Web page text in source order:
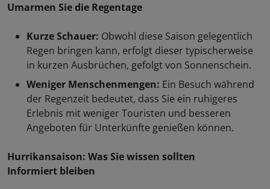
Umarmen Sie die Regentage
Kurze Schauer: Obwohl diese Saison gelegentlich
Regen bringen kann, erfolgt dieser typischerweise
in kurzen Ausbrüchen, gefolgt von Sonnenschein.
Weniger Menschenmengen: Ein Besuch während
der Regenzeit bedeutet, dass Sie ein ruhigeres
Erlebnis mit weniger Touristen und besseren
Angeboten für Unterkünfte genießen können.
Hurrikansaison: Was Sie wissen sollten
Informiert bleiben